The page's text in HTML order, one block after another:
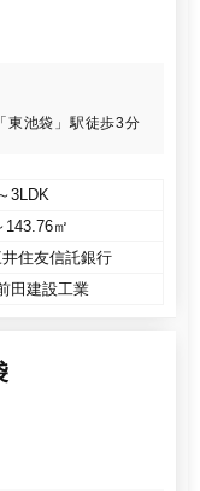
東池袋」駅徒歩3分
3LDK
143.76㎡
住友信託銀行
田建設工業